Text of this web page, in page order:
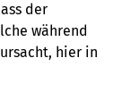
der
während
hier in